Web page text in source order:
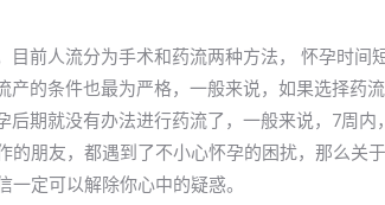
前人流分为手术和药流两种方法， 怀孕时间
的条件也最为严格，一般来说，如果选择药
期就没有办法进行药流了，一般来说，7周内
朋友，都遇到了不小心怀孕的困扰，那么关
定可以解除你心中的疑惑。